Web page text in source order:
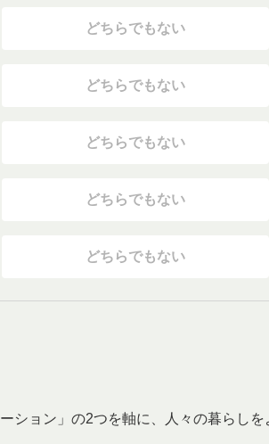
どちらでもない
どちらでもない
どちらでもない
どちらでもない
どちらでもない
ション」の2つを軸に、人々の暮らし